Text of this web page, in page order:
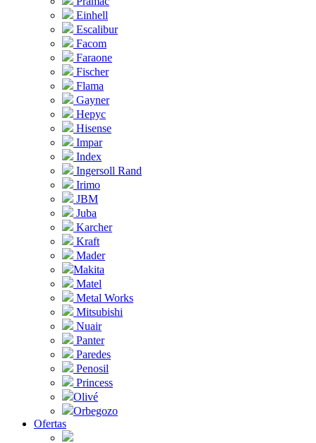
Einhell
Escalibur
Facom
Faraone
Fischer
Flama
Gayner
Hepyc
Hisense
Impar
Index
Ingersoll Rand
Irimo
JBM
Juba
Karcher
Kraft
Mader
Makita
Matel
Metal Works
Mitsubishi
Nuair
Panter
Paredes
Penosil
Princess
Olivé
Orbegozo
Ofertas